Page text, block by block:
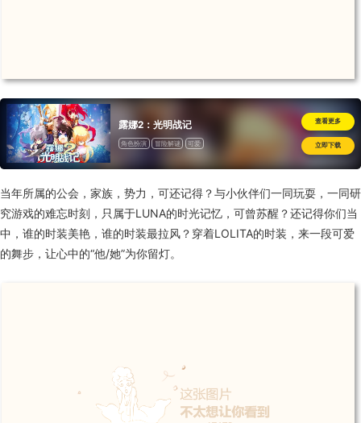
露娜2：光明战记
角色扮演 冒险解谜 可爱
查看更多
立即下载
当年所属的公会，家族，势力，可还记得？与小伙伴们一同玩耍，一同研
究游戏的难忘时刻，只属于LUNA的时光记忆，可曾苏醒？还记得你们当
中，谁的时装美艳，谁的时装最拉风？穿着LOLITA的时装，来一段可爱
的舞步，让心中的“他/她”为你留灯。